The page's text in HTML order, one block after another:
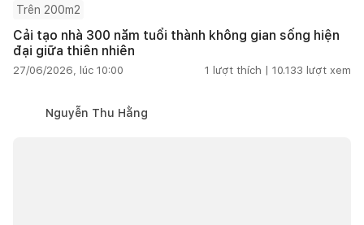
Trên 200m2
Cải tạo nhà 300 năm tuổi thành không gian sống hiện
đại giữa thiên nhiên
27/06/2026, lúc 10:00 1 lượt thích | 10.133 lượt xem
Nguyễn Thu Hằng